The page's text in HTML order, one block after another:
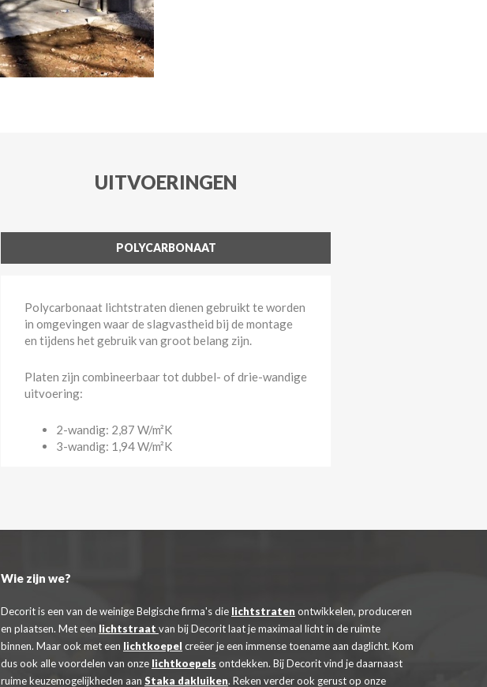
UITVOERINGEN
POLYCARBONAAT
Polycarbonaat lichtstraten dienen gebruikt te worden
in omgevingen waar de slagvastheid bij de montage
en tijdens het gebruik van groot belang zijn.
Platen zijn combineerbaar tot dubbel- of drie-wandige
uitvoering:
2-wandig: 2,87 W/m²K
3-wandig: 1,94 W/m²K
Wie zijn we?
Decorit is een van de weinige Belgische firma's die lichtstraten ontwikkelen, produceren
en plaatsen. Met een lichtstraat van bij Decorit laat je maximaal licht in de ruimte
binnen. Maar ook met een lichtkoepel creëer je een immense toename aan daglicht. Kom
dus ook alle voordelen van onze lichtkoepels ontdekken. Bij Decorit vind je daarnaast
ruime keuzemogelijkheden aan Staka dakluiken. Reken verder ook gerust op onze